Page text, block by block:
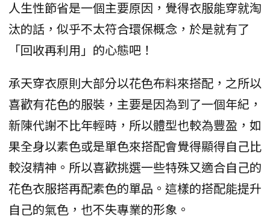
人生性節省是一個主要原因，覺得衣服能穿就淘
汰的話，似乎不太符合環保概念，於是就有了
「回收再利用」的心態吧！
承天穿衣原則大部分以花色布料來搭配，之所以
喜歡有花色的服裝，主要是因為到了一個年紀，
新陳代謝不比年輕時，所以體型也較為豐盈，如
果全身以素色或是單色來搭配會覺得顯得自己比
較沒精神。所以喜歡挑選一些特殊又適合自己的
花色衣服搭再配素色的單品。這樣的搭配能提升
自己的氣色，也不失專業的形象。